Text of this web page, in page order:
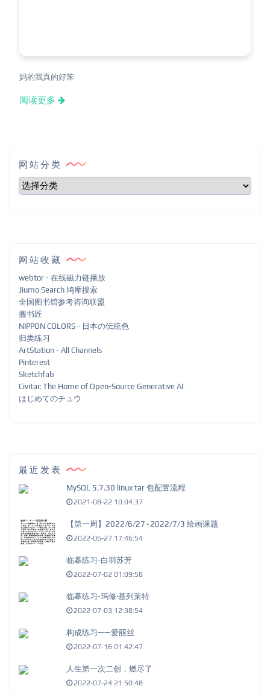
妈的我真的好笨
阅读更多
网站分类
网站收藏
webtor - 在线磁力链播放
Jiumo Search 鸠摩搜索
全国图书馆参考咨询联盟
搬书匠
NIPPON COLORS - 日本の伝統色
归类练习
ArtStation - All Channels
Pinterest
Sketchfab
Civitai: The Home of Open-Source Generative AI
はじめてのチュウ
最近发表
MySQL 5.7.30 linux tar 包配置流程
2021-08-22 10:04:37
【第一周】2022/6/27~2022/7/3 绘画课题
2022-06-27 17:46:54
临摹练习-白羽苏芳
2022-07-02 01:09:58
临摹练习-玛修·基列莱特
2022-07-03 12:38:54
构成练习——爱丽丝
2022-07-16 01:42:47
人生第一次二创，燃尽了
2022-07-24 21:50:48